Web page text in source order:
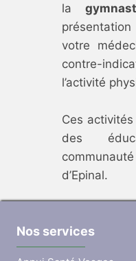
la
votre
contre-
l’activité
Ces
des
d’Epinal.
Nos services